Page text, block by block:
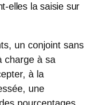
elles la saisie sur
un conjoint sans
charge à sa
à la
une